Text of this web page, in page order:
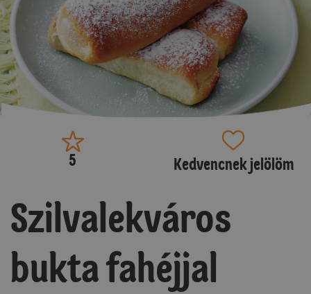
5 Kedvencnek jelölöm
Szilvalekváros
bukta fahéjjal